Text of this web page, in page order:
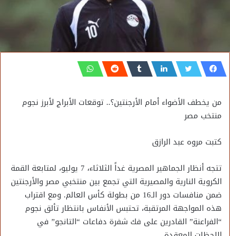
من يخطف الأضواء أمام الأرجنتين؟.. توقعات الأبراج لأبرز نجوم
منتخب مصر
كتبت مروه عبد الرازق
تتجه أنظار الجماهير المصرية غداً الثلاثاء، 7 يوليو، لمتابعة القمة
الكروية النارية والمصيرية التي تجمع بين منتخبي مصر والأرجنتين
ضمن منافسات دور الـ16 من بطولة كأس العالم. ومع اقتراب
هذه المواجهة المرتقبة، تحتبس الأنفاس بانتظار تألق نجوم
“الفراعنة” القادرين على فك شفرة دفاعات “التانجو” في